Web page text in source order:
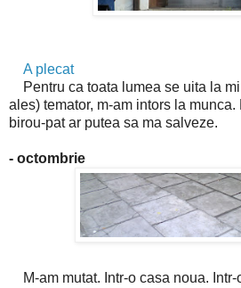
A plecat
Pentru ca toata lumea se uita la
ales) temator, m-am intors la munca.
birou-pat ar putea sa ma salveze.
- octombrie
M-am mutat. Intr-o casa noua. Intr-